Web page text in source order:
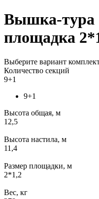
Вышка-
площадка
Выберите вариант
Количество секций
9+1
9+1
Высота общая, м
12,5
Высота настила, м
11,4
Размер площадки, м
2*1,2
Вес, кг